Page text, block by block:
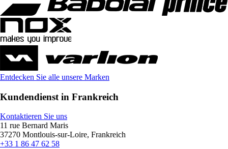
Entdecken Sie alle unsere Marken
Kundendienst in Frankreich
Kontaktieren Sie uns
11 rue Bernard Maris
37270 Montlouis-sur-Loire, Frankreich
+33 1 86 47 62 58